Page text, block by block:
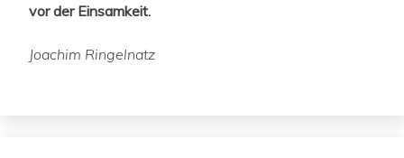
vor der Einsamkeit.
Joachim Ringelnatz